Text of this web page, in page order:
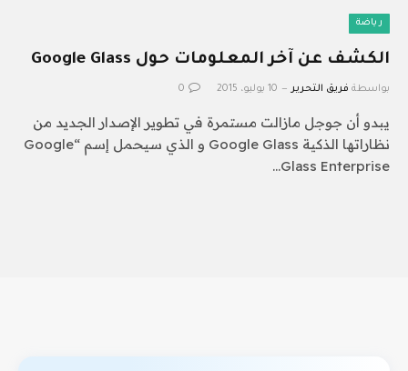
رياضة
الكشف عن آخر المعلومات حول Google Glass
بواسطة فريق التحرير 10 يوليو، 2015 0
يبدو أن جوجل مازالت مستمرة في تطوير الإصدار الجديد من
نظاراتها الذكية Google Glass و الذي سيحمل إسم “Google
Glass Enterprise…